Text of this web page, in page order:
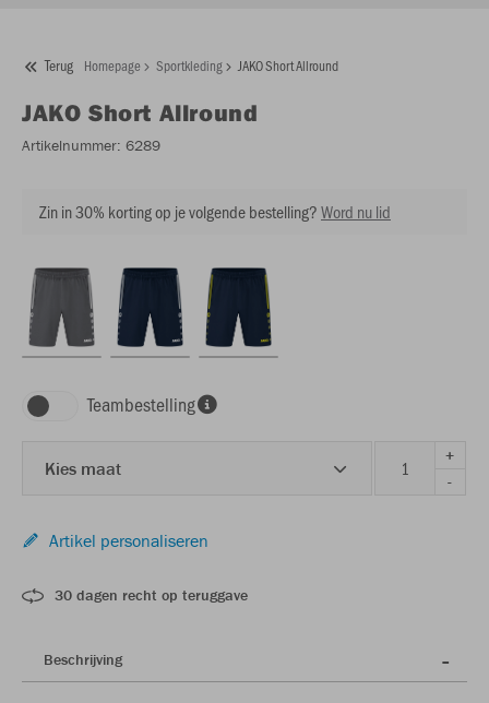
Terug Homepage Sportkleding JAKO Short Allround
JAKO Short Allround
Artikelnummer: 6289
Zin in 30% korting op je volgende bestelling?Word nu lid
Teambestelling
Kies maat
+
-
Artikel personaliseren
30 dagen recht op teruggave
Beschrijving